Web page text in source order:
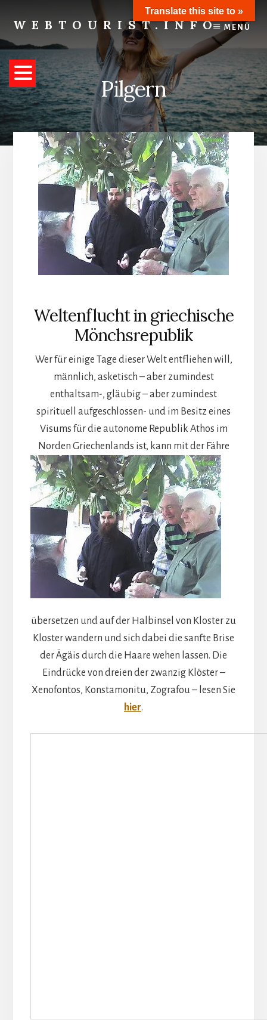
content
WEBTOURIST.INFO
Reisen
MENÜ
Pilgern
Weltenflucht in griechische
Mönchsrepublik
Wer für einige Tage dieser Welt entfliehen will,
männlich, asketisch – aber zumindest
enthaltsam-, gläubig – aber zumindest
spirituell aufgeschlossen- und im Besitz eines
Visums für die autonome Republik Athos im
Norden Griechenlands ist, kann mit der Fähre
übersetzen und auf der Halbinsel von Kloster zu
Kloster wandern und sich dabei die sanfte Brise
der Ägäis durch die Haare wehen lassen. Die
Eindrücke von dreien der zwanzig Klöster –
Xenofontos, Konstamonitu, Zografou – lesen Sie
hier.
Translate this site to »